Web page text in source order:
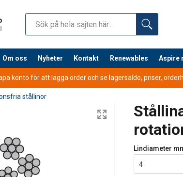
Om oss Nyheter Kontakt Renewables Aspire
konto för att lägga order och se lagersaldo, priser,
stållinor
Lindiameter
4